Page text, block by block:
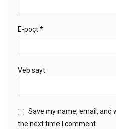
E-poçt*
Veb sayt
Save my name, email,
the next time I comment.